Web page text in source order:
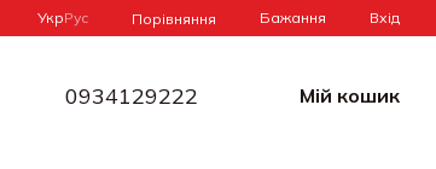
УкрРус Порівняння Бажання Вхід
0934129222 Мій кошик